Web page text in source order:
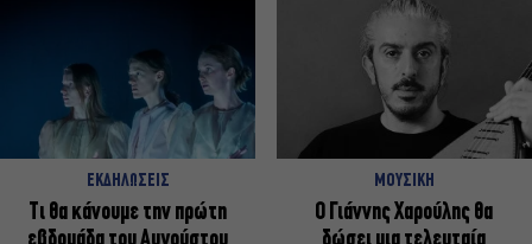
ΕΚΔΗΛΩΣΕΙΣ
Τι θα κάνουμε την πρώτη
ΜΟΥΣΙΚΗ
Ο Γιάννης Χαρούλης θα